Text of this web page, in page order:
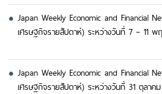
Japan Weekly Economic and Financial
เศรษฐกิจรายสัปดาห์) ระหว่างวันที่ 7 – 11 พ
Japan Weekly Economic and Financial
เศรษฐกิจรายสัปดาห์) ระหว่างวันที่ 31 ตุลา